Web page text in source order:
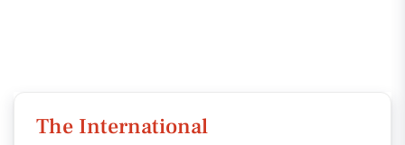
The International